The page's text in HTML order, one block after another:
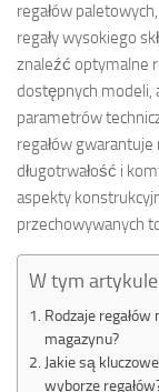
regałów
regały wysokiego
znaleźć optymalne
dostępnych modeli,
parametrów
regałów
długotrwałość i
aspekty
przechowywanych
W tym
Rodzaje
magazynu?
Jakie są
wyborze